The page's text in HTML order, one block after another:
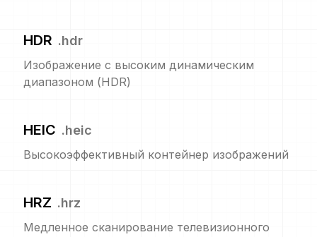
HDR .hdr
Изображение с высоким динамическим
диапазоном (HDR)
HEIC .heic
Высокоэффективный контейнер изображений
HRZ .hrz
Медленное сканирование телевизионного